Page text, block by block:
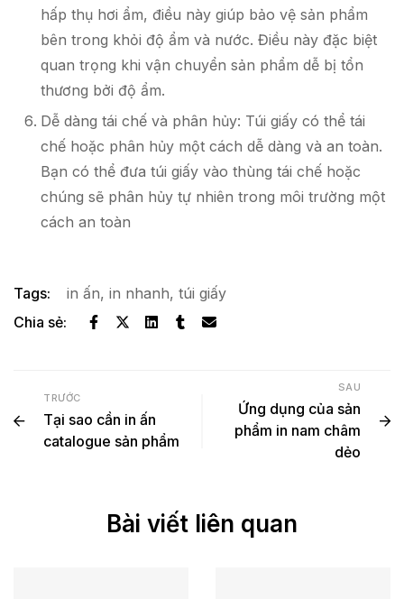
hấp thụ hơi ẩm, điều này giúp bảo vệ sản phẩm
bên trong khỏi độ ẩm và nước. Điều này đặc biệt
quan trọng khi vận chuyển sản phẩm dễ bị tổn
thương bởi độ ẩm.
Dễ dàng tái chế và phân hủy: Túi giấy có thể tái
chế hoặc phân hủy một cách dễ dàng và an toàn.
Bạn có thể đưa túi giấy vào thùng tái chế hoặc
chúng sẽ phân hủy tự nhiên trong môi trường một
cách an toàn
Tags: in ấn, in nhanh, túi giấy
Chia sẻ:
TRƯỚC
Tại sao cần in ấn
catalogue sản phẩm
SAU
Ứng dụng của sản
phẩm in nam châm
dẻo
Bài viết liên quan